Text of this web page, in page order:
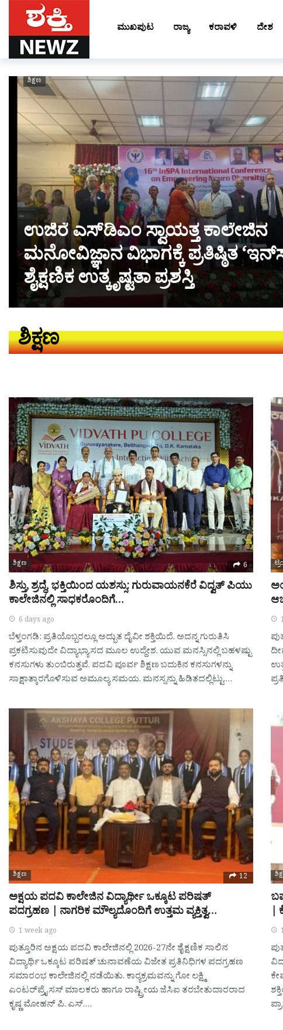
ಮುಖಪುಟ ರಾಜ್ಯ ಕರಾವಳಿ ದೇಶ
ಶಿಕ್ಷಣ
ಉಜಿರೆ ಎಸ್‌ಡಿಎಂ ಸ್ವಾಯತ್ತ ಕಾಲೇಜಿನ
ಮನೋವಿಜ್ಞಾನ ವಿಭಾಗಕ್ಕೆ ಪ್ರತಿಷ್ಠಿತ
ಶೈಕ್ಷಣಿಕ ಉತ್ಕೃಷ್ಟತಾ ಪ್ರಶಸ್ತಿ
ಶಿಕ್ಷಣ
ಶಿಕ್ಷಣ 6
ಶಿಸ್ತು, ಶ್ರದ್ಧೆ, ಭಕ್ತಿಯಿಂದ ಯಶಸ್ಸು: ಗುರುವಾಯನಕೆರೆ ವಿದ್ವತ್ ಪಿಯು
ಕಾಲೇಜಿನಲ್ಲಿ ಸಾಧಕರೊಂದಿಗೆ…
6 days ago
ಬೆಳ್ತಂಗಡಿ: ಪ್ರತಿಯೊಬ್ಬರಲ್ಲೂ ಅದ್ಭುತ ದೈವೀ ಶಕ್ತಿಯಿದೆ. ಅದನ್ನ ಗುರುತಿಸಿ
ಪ್ರಕಟಿಸುವುದೇ ವಿದ್ಯಾಭ್ಯಾಸದ ಮೂಲ ಉದ್ದೇಶ. ಯುವ ಮನಸ್ಸಿನಲ್ಲಿ ಬಹಳಷ್ಟು
ಕನಸುಗಳು ತುಂಬಿರುತ್ತವೆ. ಪದವಿ ಪೂರ್ವ ಶಿಕ್ಷಣ ಬದುಕಿನ ಕನಸುಗಳನ್ನು
ಸಾಕ್ಷಾತ್ಕಾರಗೊಳಿಸುವ ಅಮೂಲ್ಯ ಸಮಯ. ಮನಸ್ಸನ್ನು ಹಿಡಿತದಲ್ಲಿಟ್ಟು,…
ಶಿಕ್ಷಣ 12
ಅಕ್ಷಯ ಪದವಿ ಕಾಲೇಜಿನ ವಿದ್ಯಾರ್ಥೀ ಒಕ್ಕೂಟ ಪರಿಷತ್
ಪದಗ್ರಹಣ | ನಾಗರಿಕ ಮೌಲ್ಯದೊಂದಿಗೆ ಉತ್ತಮ ವ್ಯಕ್ತಿತ್ವ…
1 week ago
ಪುತ್ತೂರಿನ ಅಕ್ಷಯ ಪದವಿ ಕಾಲೇಜಿನಲ್ಲಿ 2026-27ನೇ ಶೈಕ್ಷಣಿಕ ಸಾಲಿನ
ವಿದ್ಯಾರ್ಥಿ ಒಕ್ಕೂಟ ಪರಿಷತ್ ಚುನಾವಣೆಯ ವಿಜೇತ ಪ್ರತಿನಿಧಿಗಳ ಪದಗ್ರಹಣ
ಸಮಾರಂಭ ಕಾಲೇಜಿನಲ್ಲಿ ನಡೆಯಿತು. ಕಾರ‍್ಯಕ್ರಮವನ್ನು ಗೋ ಲಕ್ಷ್ಮಿ
ಎಂಟರ್‌ಪ್ರೈಸಸ್‌ ಮಾಲಕರು ಹಾಗೂ ರಾಷ್ಟ್ರೀಯ ಜೆಸಿಐ ತರಬೇತುದಾರರಾದ
ಕೃಷ್ಣ ಮೋಹನ್ ಪಿ. ಎಸ್.…
|